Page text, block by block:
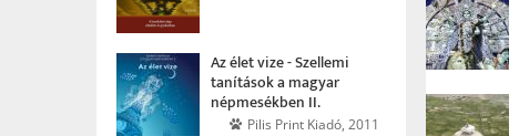
Az élet vize - Szellemi
tanítások a magyar
népmesékben II.
Pilis Print Kiadó, 2011